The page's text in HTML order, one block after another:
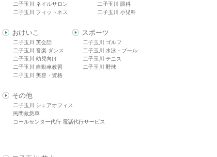
二子玉川 ネイルサロン
二子玉川 フィットネス
二子玉川 眼科
二子玉川 小児科
おけいこ
二子玉川 英会話
二子玉川 音楽 ダンス
二子玉川 幼児向け
二子玉川 自動車教習
二子玉川 美容・資格
スポーツ
二子玉川 ゴルフ
二子玉川 水泳・プール
二子玉川 テニス
二子玉川 野球
その他
二子玉川 シェアオフィス
民間救急車
コールセンター代行 電話代行サービス